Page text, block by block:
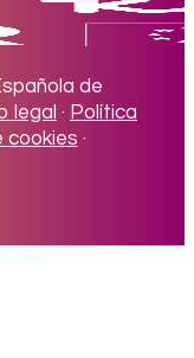
de
legal · Política
cookies ·